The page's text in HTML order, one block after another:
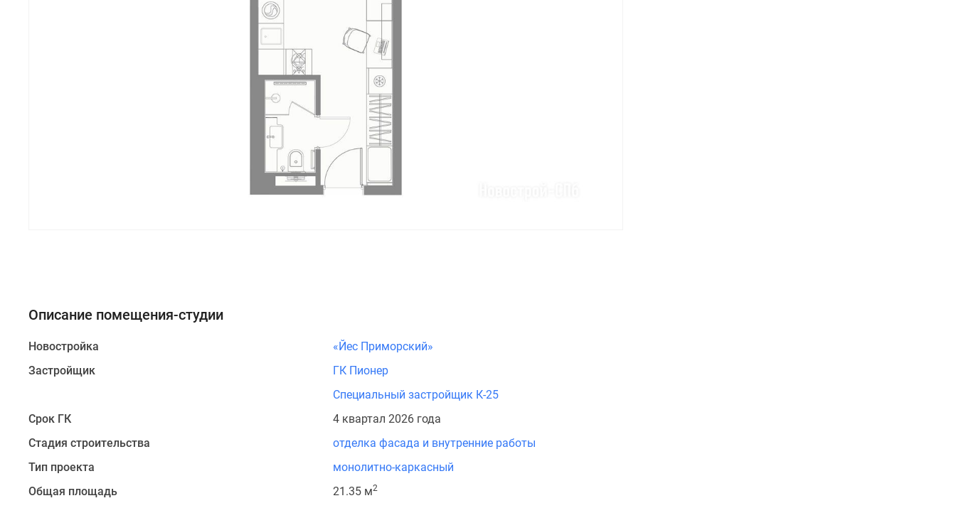
Описание помещения-студии
Новостройка
«Йес Приморский»
Застройщик
ГК Пионер
Специальный застройщик К-25
Срок ГК
4 квартал 2026 года
Стадия строительства
отделка фасада и внутренние работы
Тип проекта
монолитно-каркасный
Общая площадь
21.35 м2